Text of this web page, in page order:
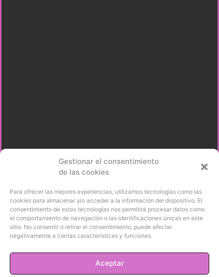
Gestionar el consentimiento
de las cookies
Para ofrecer las mejores experiencias, utilizamos tecnologías como las
cookies para almacenar y/o acceder a la información del dispositivo. El
consentimiento de estas tecnologías nos permitirá procesar datos como
el comportamiento de navegación o las identificaciones únicas en este
sitio. No consentir o retirar el consentimiento, puede afectar
negativamente a ciertas características y funciones.
Aceptar